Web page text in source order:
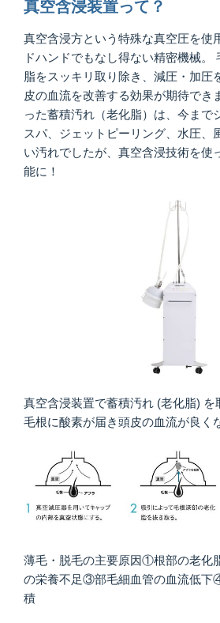
真空含浸装置って？
真空含浸方という特殊な真空圧を使
ドハンドでもなし得ない精密機械。
脂をスッキリ取り除き、減圧・加圧
皮の血流を改善する効果が期待でき
った蓄積汚れ（老化脂）は、今まで
スパ、ジェットピーリング、水圧、
い汚れでしたが、真空含浸技術を使
能に！
真空含浸装置で蓄積汚れ (老化脂) を
毛根に酸素が届き頭皮の血流が良く
薄毛・脱毛の主要原因①根部の老化
の栄養不足③部毛細血管の血流低下
積